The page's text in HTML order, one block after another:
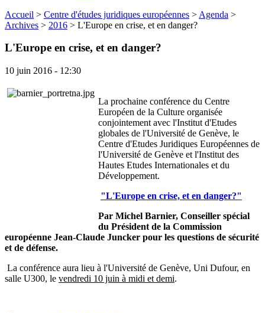
Accueil > Centre d'études juridiques européennes > Agenda >
Archives > 2016 > L'Europe en crise, et en danger?
L'Europe en crise, et en danger?
10 juin 2016 - 12:30
La prochaine conférence du Centre
Européen de la Culture organisée
conjointement avec l'Institut d'Etudes
globales de l'Université de Genève, le
Centre d'Etudes Juridiques Européennes de
l'Université de Genève et l'Institut des
Hautes Etudes Internationales et du
Développement.
"L'Europe en crise, et en danger?"
Par Michel Barnier, Conseiller spécial
du Président de la Commission
européenne Jean-Claude Juncker pour les questions de sécurité
et de défense.
La conférence aura lieu à l'Université de Genève, Uni Dufour, en
salle U300, le vendredi 10 juin à midi et demi.